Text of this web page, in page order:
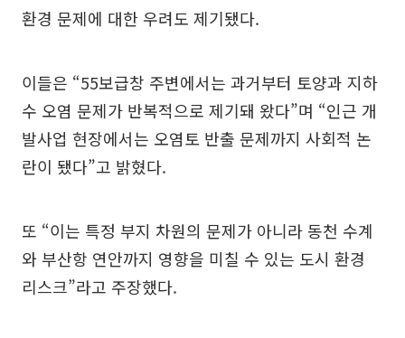
환경 문제에 대한 우려도 제기됐다.
이들은 “55보급창 주변에서는 과거부터 토양과 지하
수 오염 문제가 반복적으로 제기돼 왔다”며 “인근 개
발사업 현장에서는 오염토 반출 문제까지 사회적 논
란이 됐다”고 밝혔다.
또 “이는 특정 부지 차원의 문제가 아니라 동천 수계
와 부산항 연안까지 영향을 미칠 수 있는 도시 환경
리스크”라고 주장했다.